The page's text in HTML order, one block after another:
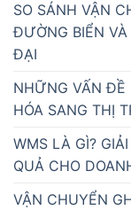
SO SÁNH VẬN
ĐƯỜNG BIỂN VÀ
ĐẠI
NHỮNG VẤN ĐỀ
HÓA SANG THỊ
WMS LÀ GÌ?
QUẢ CHO
VẬN CHUYỂN